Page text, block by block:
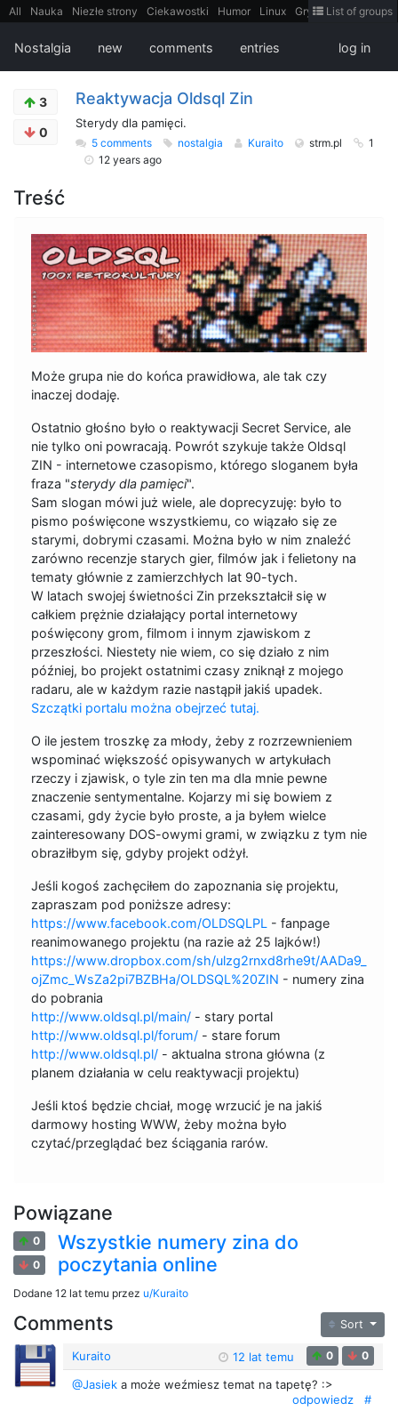
All Nauka Niezłe strony Ciekawostki Humor Linux Gry
Teh
Bezpieczeństwo
Książki Sugestie FotoHistoria
Truelolcontent
Matematyka
FilmyDokumentalne
gify
Cytaty Mapy Film Android itt Tradycyjne gry
List of groups
Nostalgia new comments entries log in
3
0
Reaktywacja Oldsql Zin
Sterydy dla pamięci.
5 comments nostalgia Kuraito strm.pl
1
12 years ago
Treść
Może grupa nie do końca prawidłowa, ale tak czy
inaczej dodaję.
Ostatnio głośno było o reaktywacji Secret Service, ale
nie tylko oni powracają. Powrót szykuje także Oldsql
ZIN - internetowe czasopismo, którego sloganem była
fraza "sterydy dla pamięci".
Sam slogan mówi już wiele, ale doprecyzuję: było to
pismo poświęcone wszystkiemu, co wiązało się ze
starymi, dobrymi czasami. Można było w nim znaleźć
zarówno recenzje starych gier, filmów jak i felietony na
tematy głównie z zamierzchłych lat 90-tych.
W latach swojej świetności Zin przekształcił się w
całkiem prężnie działający portal internetowy
poświęcony grom, filmom i innym zjawiskom z
przeszłości. Niestety nie wiem, co się działo z nim
później, bo projekt ostatnimi czasy zniknął z mojego
radaru, ale w każdym razie nastąpił jakiś upadek.
Szczątki portalu można obejrzeć tutaj.
O ile jestem troszkę za młody, żeby z rozrzewnieniem
wspominać większość opisywanych w artykułach
rzeczy i zjawisk, o tyle zin ten ma dla mnie pewne
znaczenie sentymentalne. Kojarzy mi się bowiem z
czasami, gdy życie było proste, a ja byłem wielce
zainteresowany DOS-owymi grami, w związku z tym nie
obraziłbym się, gdyby projekt odżył.
Jeśli kogoś zachęciłem do zapoznania się projektu,
zapraszam pod poniższe adresy:
https://www.facebook.com/OLDSQLPL - fanpage
reanimowanego projektu (na razie aż 25 lajków!)
https://www.dropbox.com/sh/ulzg2rnxd8rhe9t/AADa9_
ojZmc_WsZa2pi7BZBHa/OLDSQL%20ZIN - numery zina
do pobrania
http://www.oldsql.pl/main/ - stary portal
http://www.oldsql.pl/forum/ - stare forum
http://www.oldsql.pl/ - aktualna strona główna (z
planem działania w celu reaktywacji projektu)
Jeśli ktoś będzie chciał, mogę wrzucić je na jakiś
darmowy hosting WWW, żeby można było
czytać/przeglądać bez ściągania rarów.
Powiązane
0
0
Wszystkie numery zina do
poczytania online
Dodane 12 lat temu przez u/Kuraito
Comments Sort
Kuraito 12 lat temu 0 0
@Jasiek a może weźmiesz temat na tapetę? :>
odpowiedz
#